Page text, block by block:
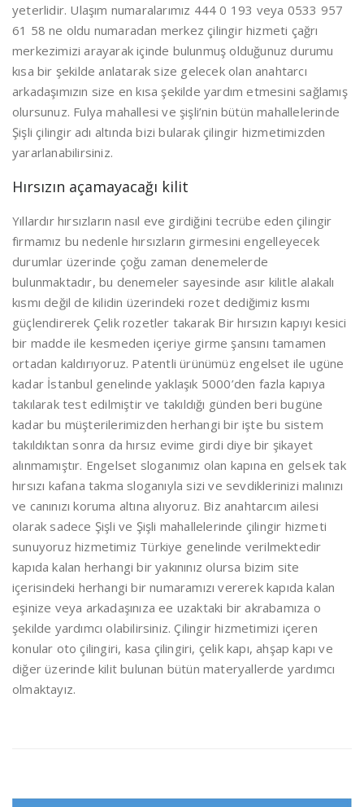
yeterlidir. Ulaşım numaralarımız 444 0 193 veya 0533 957
61 58 ne oldu numaradan merkez çilingir hizmeti çağrı
merkezimizi arayarak içinde bulunmuş olduğunuz durumu
kısa bir şekilde anlatarak size gelecek olan anahtarcı
arkadaşımızın size en kısa şekilde yardım etmesini sağlamış
olursunuz. Fulya mahallesi ve şişli’nin bütün mahallelerinde
Şişli çilingir adı altında bizi bularak çilingir hizmetimizden
yararlanabilirsiniz.
Hırsızın açamayacağı kilit
Yıllardır hırsızların nasıl eve girdiğini tecrübe eden çilingir
firmamız bu nedenle hırsızların girmesini engelleyecek
durumlar üzerinde çoğu zaman denemelerde
bulunmaktadır, bu denemeler sayesinde asır kilitle alakalı
kısmı değil de kilidin üzerindeki rozet dediğimiz kısmı
güçlendirerek Çelik rozetler takarak Bir hırsızın kapıyı kesici
bir madde ile kesmeden içeriye girme şansını tamamen
ortadan kaldırıyoruz. Patentli ürünümüz engelset ile ugüne
kadar İstanbul genelinde yaklaşık 5000’den fazla kapıya
takılarak test edilmiştir ve takıldığı günden beri bugüne
kadar bu müşterilerimizden herhangi bir işte bu sistem
takıldıktan sonra da hırsız evime girdi diye bir şikayet
alınmamıştır. Engelset sloganımız olan kapına en gelsek tak
hırsızı kafana takma sloganıyla sizi ve sevdiklerinizi malınızı
ve canınızı koruma altına alıyoruz. Biz anahtarcım ailesi
olarak sadece Şişli ve Şişli mahallelerinde çilingir hizmeti
sunuyoruz hizmetimiz Türkiye genelinde verilmektedir
kapıda kalan herhangi bir yakınınız olursa bizim site
içerisindeki herhangi bir numaramızı vererek kapıda kalan
eşinize veya arkadaşınıza ee uzaktaki bir akrabamıza o
şekilde yardımcı olabilirsiniz. Çilingir hizmetimizi içeren
konular oto çilingiri, kasa çilingiri, çelik kapı, ahşap kapı ve
diğer üzerinde kilit bulunan bütün materyallerde yardımcı
olmaktayız.